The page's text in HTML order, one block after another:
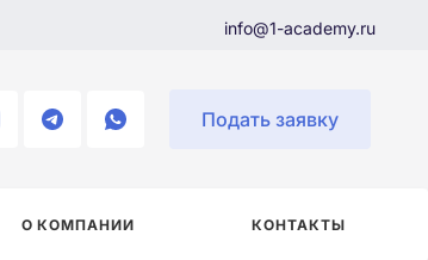
info@1-academy.ru
Подать заявку
О КОМПАНИИ КОНТАКТЫ